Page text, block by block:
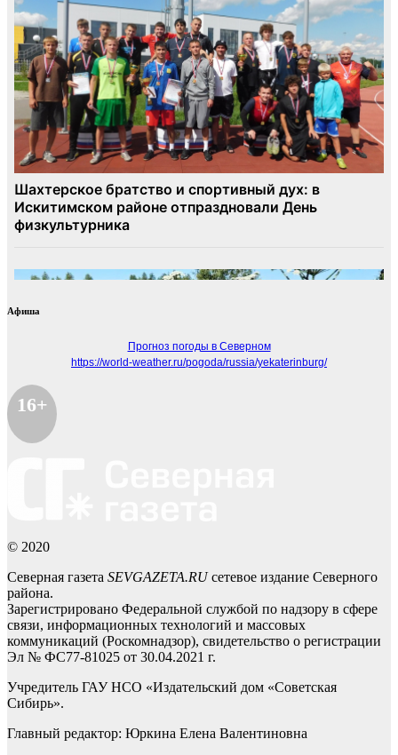
Афиша
Прогноз погоды в Северном
https://world-weather.ru/pogoda/russia/yekaterinburg/
16+
© 2020
Северная газета SEVGAZETA.RUсетевое издание Северного
района.
Зарегистрировано Федеральной службой по надзору в сфере
связи, информационных технологий и массовых
коммуникаций (Роскомнадзор), свидетельство о регистрации
Эл № ФС77-81025 от 30.04.2021 г.
Учредитель ГАУ НСО «Издательский дом «Советская
Сибирь».
Главный редактор: Юркина Елена Валентиновна